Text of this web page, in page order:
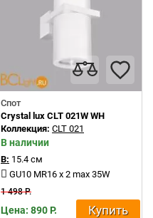
Спот
Crystal lux CLT 021W WH
Коллекция: CLT 021
В наличии
В: 15.4 см
GU10 MR16 x 2 max 35W
1 498 Р.
Цена: 890 Р. Купить